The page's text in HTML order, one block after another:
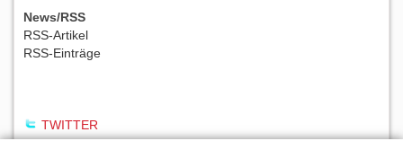
News/RSS
RSS-Artikel
RSS-Einträge
TWITTER